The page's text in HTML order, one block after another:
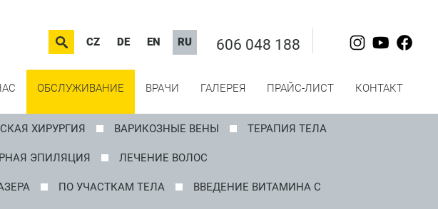
606 048 188
RU
EN
DE
CZ
ОБСЛУЖИВАНИЕ ВРАЧИ ГАЛЕРЕЯ ПРАЙС-ЛИСТ КОНТАКТ
ХИРУРГИЯ ВАРИКОЗНЫЕ ВЕНЫ ТЕРАПИЯ ТЕЛА
ЭПИЛЯЦИЯ ЛЕЧЕНИЕ ВОЛОС
ПО УЧАСТКАМ ТЕЛА ВВЕДЕНИЕ ВИТАМИНА C